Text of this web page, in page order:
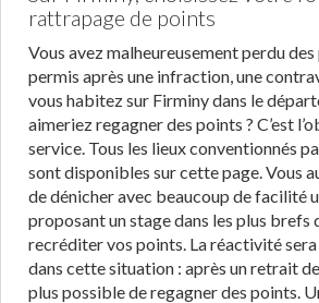
rattrapage de points
Vous avez malheureusement perdu
permis après une infraction, une
vous habitez sur Firminy dans le
aimeriez regagner des points ? C’est
service. Tous les lieux conventionnés
sont disponibles sur cette page. Vous
de dénicher avec beaucoup de facilité
proposant un stage dans les plus brefs
recréditer vos points. La réactivité
dans cette situation : après un retrait
plus possible de regagner des points.